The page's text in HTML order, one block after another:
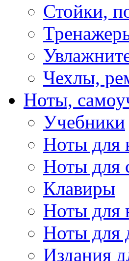
Стойки,
Чехлы,
Ноты,
Учебники
Ноты для
Ноты для
Клавиры
Ноты для
Ноты для
Издания